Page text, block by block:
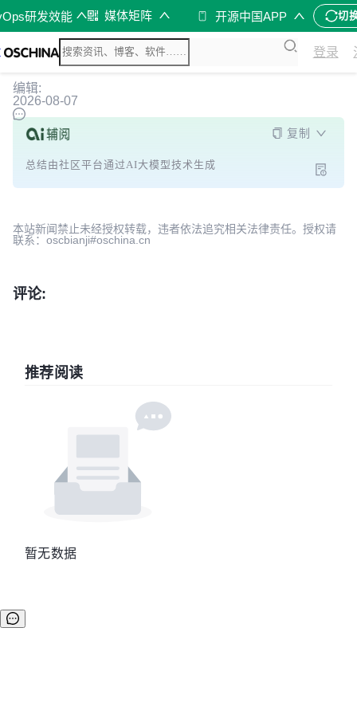
研发效能 媒体矩阵 开源中国APP 切
登录
编辑:
2026-08-07
复制
总结由社区平台通过AI大模型技术生成
本站新闻禁止未经授权转载，违者依法追究相关法律责任。授权请
联系：oscbianji#oschina.cn
评论:
推荐阅读
暂无数据